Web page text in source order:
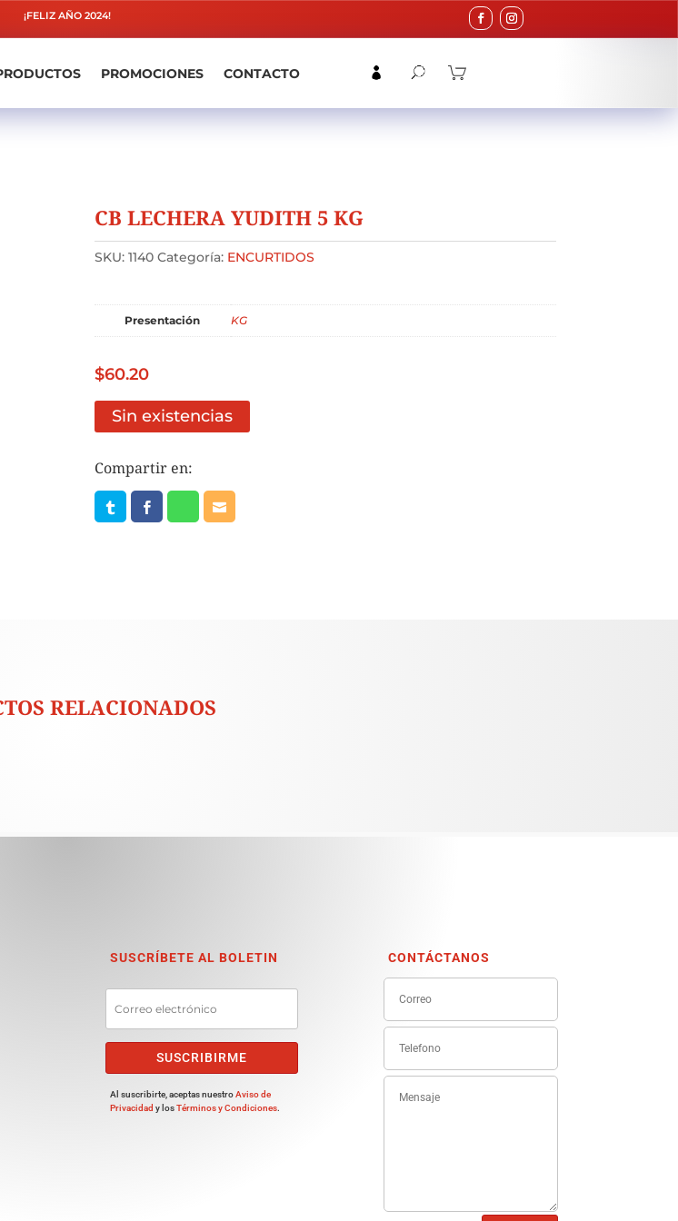
¡FELIZ AÑO 2024!
PROMOCIONES CONTACTO
CB LECHERA YUDITH 5 KG
SKU: 1140 Categoría: ENCURTIDOS
Presentación KG
$60.20
Sin existencias
Compartir en:
RELACIONADOS
SUSCRÍBETE AL BOLETIN
SUSCRIBIRME
Al suscribirte, aceptas nuestroAviso de
Privacidad y losTérminos y Condiciones.
CONTÁCTANOS